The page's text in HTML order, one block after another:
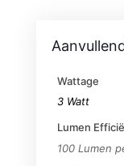
Wattage
3 Watt
Lumen
100 Lumen